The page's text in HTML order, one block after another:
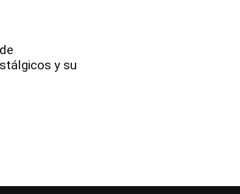
y su